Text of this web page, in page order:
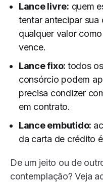
Lance livre: quem
tentar antecipar
qualquer valor
vence.
Lance fixo: todos
consórcio podem
precisa condizer
em contrato.
Lance embutido:
da carta de crédito
De um jeito ou de
contemplação? Veja